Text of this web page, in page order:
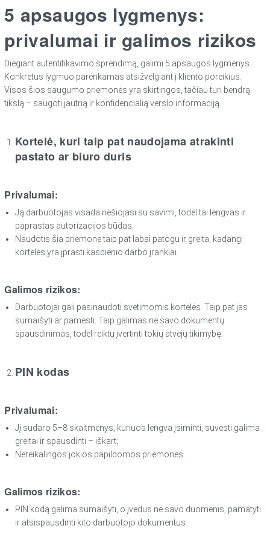
5 apsaugos lygmenys:
privalumai ir galimos rizikos
Diegiant autentifikavimo sprendimą, galimi 5 apsaugos lygmenys.
Konkretus lygmuo parenkamas atsižvelgiant į kliento poreikius.
Visos šios saugumo priemonės yra skirtingos, tačiau turi bendrą
tikslą – saugoti jautrią ir konfidencialią verslo informaciją.
Kortelė, kuri taip pat naudojama atrakinti
pastato ar biuro duris
Privalumai:
Ją darbuotojas visada nešiojasi su savimi, todėl tai lengvas ir
paprastas autorizacijos būdas;
Naudotis šia priemone taip pat labai patogu ir greita, kadangi
kortelės yra įprasti kasdienio darbo įrankiai.
Galimos rizikos:
Darbuotojai gali pasinaudoti svetimomis kortelės. Taip pat jas
sumaišyti ar pamesti. Taip galimas ne savo dokumentų
spausdinimas, todėl reiktų įvertinti tokių atvejų tikimybę.
PIN kodas
Privalumai:
Jį sudaro 5–8 skaitmenys, kuriuos lengva įsiminti, suvesti galima
greitai ir spausdinti – iškart;
Nereikalingos jokios papildomos priemonės.
Galimos rizikos:
PIN kodą galima sumaišyti, o įvedus ne savo duomenis, pamatyti
ir atsispausdinti kito darbuotojo dokumentus.